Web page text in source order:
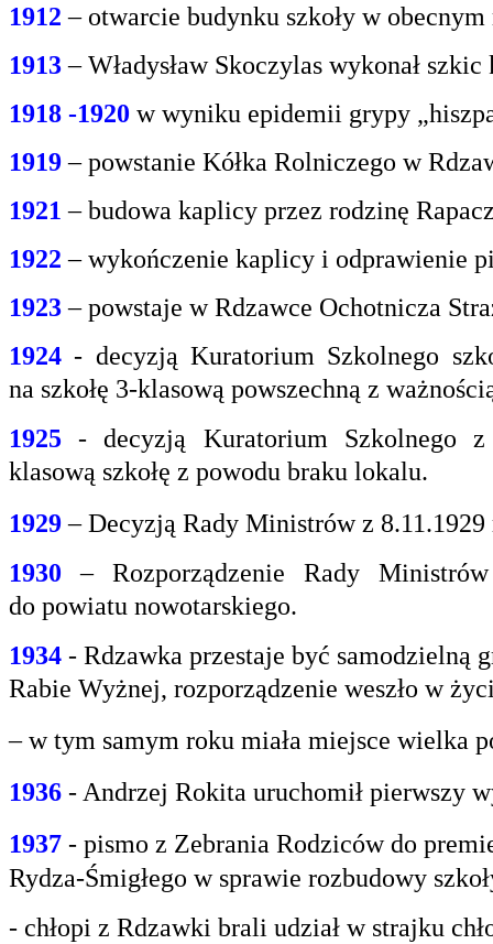
1912 – otwarcie budynku szkoły w
1913– Władysław Skoczylas wykonał
1918 -1920 w wyniku epidemii grypy
1919– powstanie Kółka Rolniczego w
1921 – budowa kaplicy przez rodzinę
1922 – wykończenie kaplicy i odprawienie
1923– powstaje w Rdzawce Ochotnicza
1924 - decyzją Kuratorium Szkolnego
na szkołę 3-klasową powszechną z
1925 - decyzją Kuratorium Szkolnego
klasową szkołę z powodu braku lokalu.
1929– Decyzją Rady Ministrów z
1930 – Rozporządzenie Rady
do powiatu nowotarskiego.
1934 - Rdzawka przestaje być samodzielną
Rabie Wyżnej, rozporządzenie weszło w
– w tym samym roku miała miejsce wielka
1936 - Andrzej Rokita uruchomił pierwszy
1937 - pismo z Zebrania Rodziców do
Rydza-Śmigłego w sprawie rozbudowy
- chłopi z Rdzawki brali udział w strajku